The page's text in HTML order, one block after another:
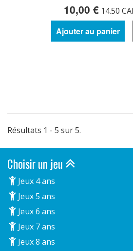
10,00 € 14.50
Ajouter au panier
Résultats 1 - 5 sur 5.
Choisir un jeu
Jeux 4 ans
Jeux 5 ans
Jeux 6 ans
Jeux 7 ans
Jeux 8 ans